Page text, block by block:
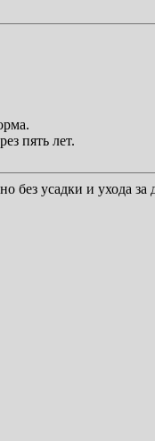
пять лет.
без усадки и ухода